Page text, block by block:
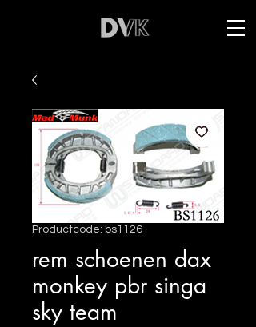
Productcode: bs1126
rem schoenen dax
monkey pbr singa
sky team